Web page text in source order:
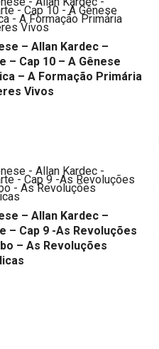
– Allan Kardec –
– Cap 10 – A Gênese
– A Formação Primária
Vivos
– Allan Kardec –
– Cap 9 -As Revoluções
– As Revoluções